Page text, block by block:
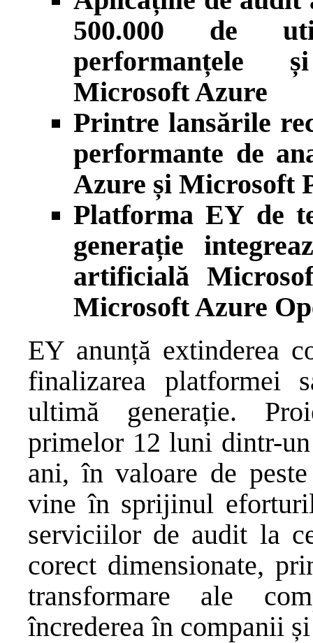
500.000 de
performanțele
Microsoft Azure
Printre lansările
performante de
Azure și Microsoft
Platforma EY de
generație
artificială
Microsoft Azure
EY anunță extinderea
finalizarea platformei
ultimă generație.
primelor 12 luni dintr-
ani, în valoare de
vine în sprijinul
serviciilor de audit la
corect dimensionate,
transformare ale
încrederea în companii